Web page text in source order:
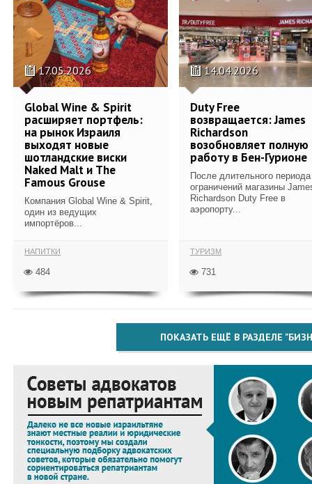
17.05.2026
Global Wine & Spirit
расширяет портфель:
на рынок Израиля
выходят новые
шотландские виски
Naked Malt и The
Famous Grouse
Компания Global Wine & Spirit,
один из ведущих
импортёров...
НАПИТКИ
484
14.04.2026
Duty Free
возвращается: James
Richardson
возобновляет полную
работу в Бен-Гурионе
После длительного периода
ограничений магазины
Richardson Duty Free в
аэропорту...
ТУРИЗМ
731
ПОКАЗАТЬ ЕЩЁ В РАЗДЕЛЕ